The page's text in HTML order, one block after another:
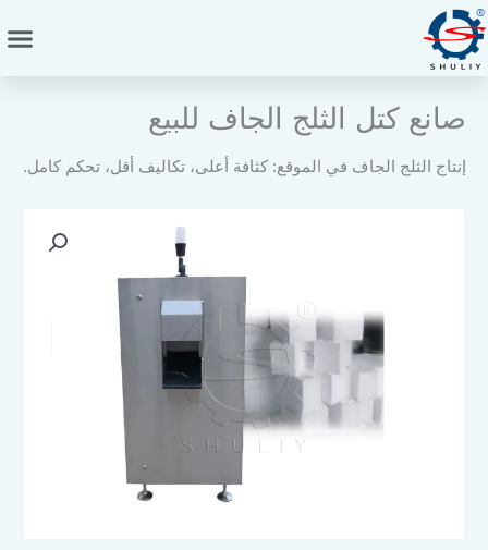
تخطي
إلى
المحتوى
صانع كتل الثلج الجاف للبيع
إنتاج الثلج الجاف في الموقع: كثافة أعلى، تكاليف أقل، تحكم كامل.